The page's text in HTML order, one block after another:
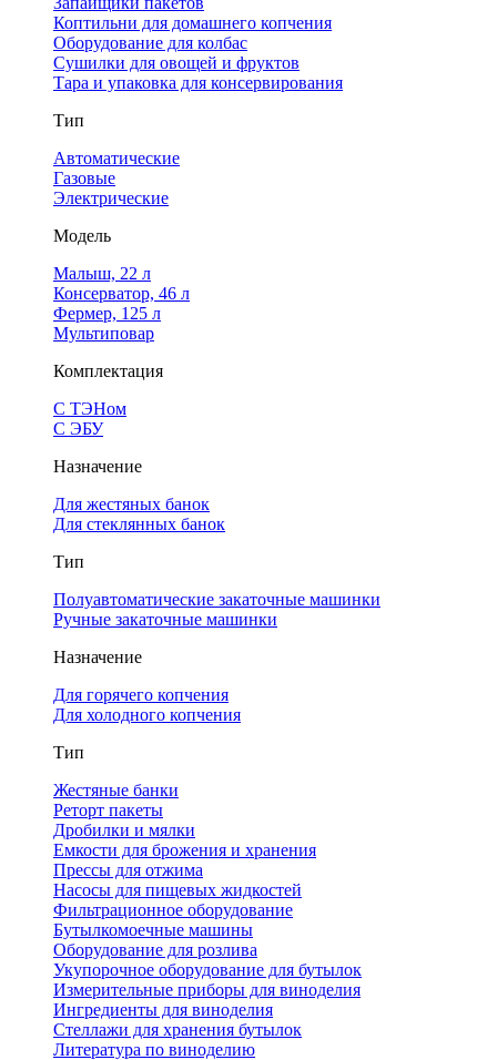
Коптильни для домашнего копчения
Оборудование для колбас
Сушилки для овощей и фруктов
Тара и упаковка для консервирования
Тип
Автоматические
Газовые
Электрические
Модель
Малыш, 22 л
Консерватор, 46 л
Фермер, 125 л
Мультиповар
Комплектация
С ТЭНом
С ЭБУ
Назначение
Для жестяных банок
Для стеклянных банок
Тип
Полуавтоматические закаточные машинки
Ручные закаточные машинки
Назначение
Для горячего копчения
Для холодного копчения
Тип
Жестяные банки
Реторт пакеты
Дробилки и мялки
Емкости для брожения и хранения
Прессы для отжима
Насосы для пищевых жидкостей
Фильтрационное оборудование
Бутылкомоечные машины
Оборудование для розлива
Укупорочное оборудование для бутылок
Измерительные приборы для виноделия
Ингредиенты для виноделия
Стеллажи для хранения бутылок
Литература по виноделию